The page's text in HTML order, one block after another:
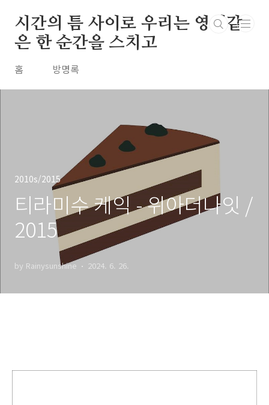
시간의 틈 사이로 우리는 영원같
은 한 순간을 스치고
홈 방명록
2010s/2015
티라미수 케익 - 위아더나잇 /
2015
by Rainysunshine 2024. 6. 26.